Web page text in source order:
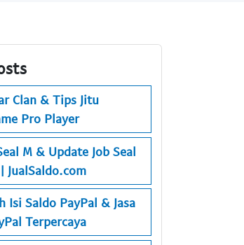
Clan & Tips Jitu
Pro Player
M & Update Job Seal
JualSaldo.com
Isi Saldo PayPal & Jasa
Terpercaya